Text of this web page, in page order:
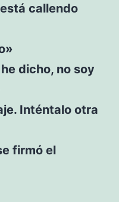
callendo
dicho, no soy
Inténtalo otra
firmó el